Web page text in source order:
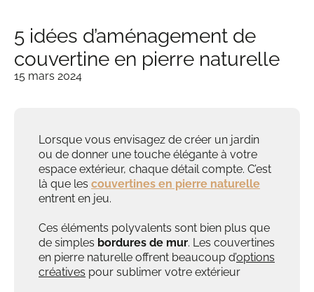
5 idées d’aménagement de
couvertine en pierre naturelle
15 mars 2024
Lorsque vous envisagez de créer un jardin
ou de donner une touche élégante à votre
espace extérieur, chaque détail compte. C’est
là que les couvertines en pierre naturelle
entrent en jeu.
Ces éléments polyvalents sont bien plus que
de simples bordures de mur. Les couvertines
en pierre naturelle offrent beaucoup d’options
créatives pour sublimer votre extérieur